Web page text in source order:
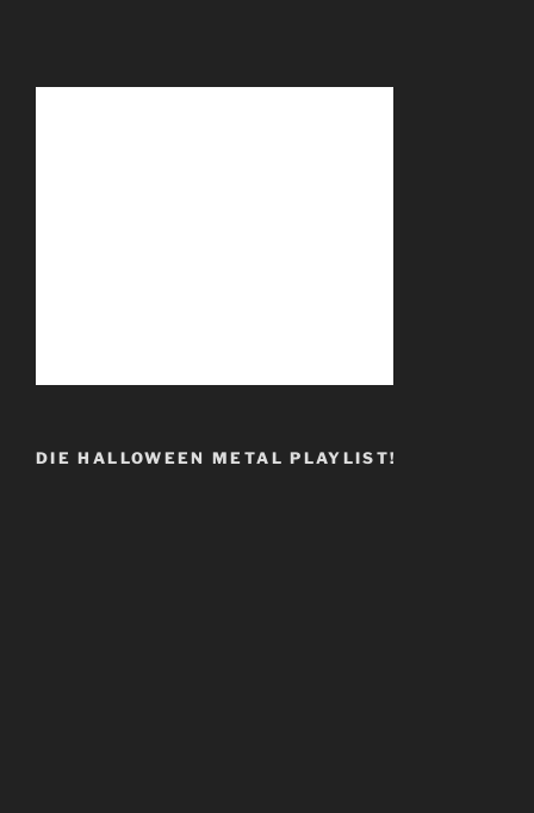
DIE HALLOWEEN METAL PLAYLIST!